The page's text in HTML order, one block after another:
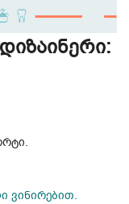
ვინირებით.